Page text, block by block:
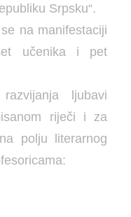
Srpsku“.
na manifestaciji
učenika i pet
ljubavi
riječi i za
polju literarnog